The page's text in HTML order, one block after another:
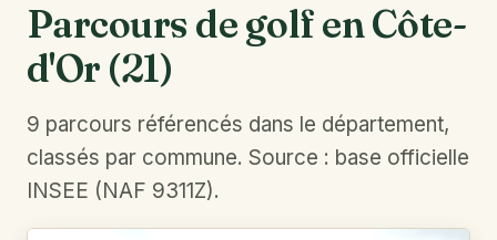
Parcours de golf en Côte-
d'Or (21)
9 parcours référencés dans le département,
classés par commune. Source : base officielle
INSEE (NAF 9311Z).